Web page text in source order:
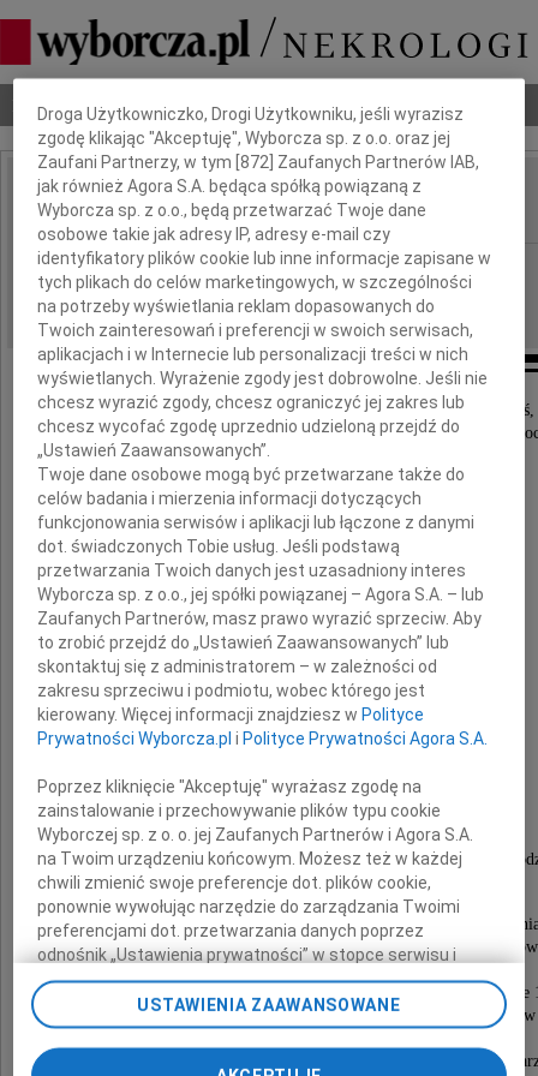
Nekrologi Odeszli Poradnik pogrzebowy
IMIĘ I NAZWISKO: Roman Waśniewski
REGION: Bydgoszcz
DATA EMISJI: 10.12.2010
,,Złote serce miałeś, od życia dużo nie chciałeś,
ale zawsze z czułością o nas dbałeś i tak gorąco nas
Z głębokim żalem zawiadamiamy, że
dnia 6 grudnia 2010 roku zmarł nagle
mój Mąż, nasz Tatuś, Teść, Brat, Szwagier,
Kuzyn, Wujek, Kolega, Przyjaciel i Sąsiad
Roman Waśniewski
lat 56
Różaniec zostanie odmówiony w piątek 10 grudnia 2010 roku o
pogrzebowym "CULTUS" - Korzybscy
ul. Browarna w Toruniu.
Uroczystości pogrzebowe rozpoczną się w sobotę 11
o godzinie 10.15 pożegnaniem w Domu
Msza święta żałobna zostanie odprawiona o godzinie
w kościele p.w. NMP Częstochowskiej o.o.
Po Mszy świętej pogrzeb odbędzie się na
Dbamy o Twoją prywatność
Droga Użytkowniczko, Drogi Użytkowniku, jeśli wyrazisz
zgodę klikając "Akceptuję", Wyborcza sp. z o.o. oraz jej
Zaufani Partnerzy, w tym [872 ] Zaufanych Partnerów IAB,
jak również Agora S.A. będąca spółką powiązaną z
Wyborcza sp. z o.o., będą przetwarzać Twoje dane
osobowe takie jak adresy IP, adresy e-mail czy
identyfikatory plików cookie lub inne informacje zapisane w
tych plikach do celów marketingowych, w szczególności
na potrzeby wyświetlania reklam dopasowanych do
Twoich zainteresowań i preferencji w swoich serwisach,
aplikacjach i w Internecie lub personalizacji treści w nich
wyświetlanych. Wyrażenie zgody jest dobrowolne. Jeśli nie
chcesz wyrazić zgody, chcesz ograniczyć jej zakres lub
chcesz wycofać zgodę uprzednio udzieloną przejdź do
„Ustawień Zaawansowanych”.
Twoje dane osobowe mogą być przetwarzane także do
celów badania i mierzenia informacji dotyczących
funkcjonowania serwisów i aplikacji lub łączone z danymi
dot. świadczonych Tobie usług. Jeśli podstawą
przetwarzania Twoich danych jest uzasadniony interes
Wyborcza sp. z o.o., jej spółki powiązanej – Agora S.A. – lub
Zaufanych Partnerów, masz prawo wyrazić sprzeciw. Aby
to zrobić przejdź do „Ustawień Zaawansowanych” lub
skontaktuj się z administratorem – w zależności od
zakresu sprzeciwu i podmiotu, wobec którego jest
kierowany. Więcej informacji znajdziesz w Polityce
Prywatności Wyborcza.pl i Polityce Prywatności Agora S.A.
Poprzez kliknięcie "Akceptuję" wyrażasz zgodę na
zainstalowanie i przechowywanie plików typu cookie
Wyborczej sp. z o. o. jej Zaufanych Partnerów i Agora S.A.
na Twoim urządzeniu końcowym. Możesz też w każdej
chwili zmienić swoje preferencje dot. plików cookie,
ponownie wywołując narzędzie do zarządzania Twoimi
preferencjami dot. przetwarzania danych poprzez
odnośnik „Ustawienia prywatności” w stopce serwisu i
przechodząc do sekcji „Ustawienia zaawansowane”.
Zmiana ustawień plików cookie możliwa jest także za
pomocą ustawień przeglądarki.
USTAWIENIA ZAAWANSOWANE